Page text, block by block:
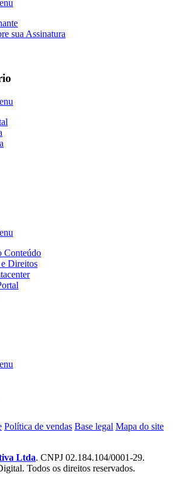
sua Assinatura
Conteúdo
Direitos
Política de vendas Base legal Mapa do site
Ltda. CNPJ 02.184.104/0001-29.
Todos os direitos reservados.